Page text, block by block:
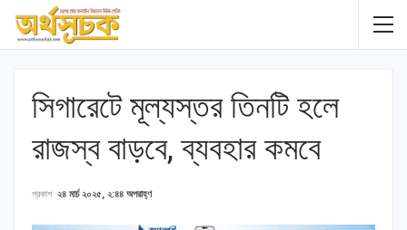
সিগারেটে মূল্যস্তর তিনটি হলে
রাজস্ব বাড়বে, ব্যবহার কমবে
প্রকাশ ২৪ মার্চ ২০২৫, ২:৪৪ অপরাহ্ণ